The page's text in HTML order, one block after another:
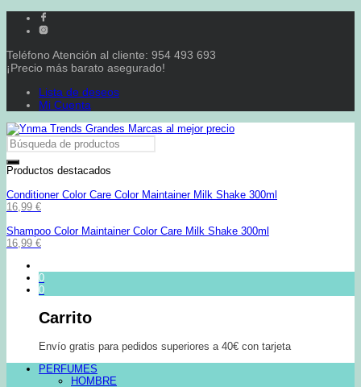
Teléfono Atención al cliente: 954 493 693
¡Precio más barato asegurado!
Lista de deseos
Mi Cuenta
Productos destacados
Conditioner Color Care Color Maintainer Milk Shake 300ml
16,99 €
Shampoo Color Maintainer Color Care Milk Shake 300ml
16,99 €
0
0
Carrito
Envío gratis para pedidos superiores a 40€ con tarjeta
PERFUMES
HOMBRE